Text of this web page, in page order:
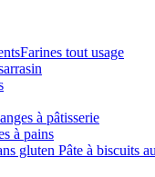
Farines tout usage
à pâtisserie
à pains
Pâte à biscuits